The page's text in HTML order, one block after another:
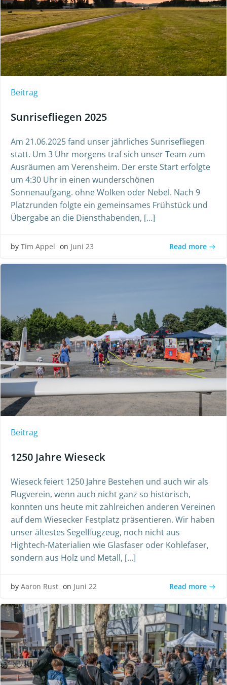
Beitrag
Sunrisefliegen 2025
Am 21.06.2025 fand unser jährliches Sunrisefliegen
statt. Um 3 Uhr morgens traf sich unser Team zum
Ausräumen am Verensheim. Der erste Start erfolgte
um 4:30 Uhr in einen wunderschönen
Sonnenaufgang. ohne Wolken oder Nebel. Nach 9
Platzrunden folgte ein gemeinsames Frühstück und
Übergabe an die Diensthabenden, […]
by Tim Appel on Juni 23 Read more
Beitrag
1250 Jahre Wieseck
Wieseck feiert 1250 Jahre Bestehen und auch wir als
Flugverein, wenn auch nicht ganz so historisch,
konnten uns heute mit zahlreichen anderen Vereinen
auf dem Wiesecker Festplatz präsentieren. Wir haben
unser ältestes Segelflugzeug, noch nicht aus
Hightech-Materialien wie Glasfaser oder Kohlefaser,
sondern aus Holz und Metall, […]
by Aaron Rust on Juni 22 Read more